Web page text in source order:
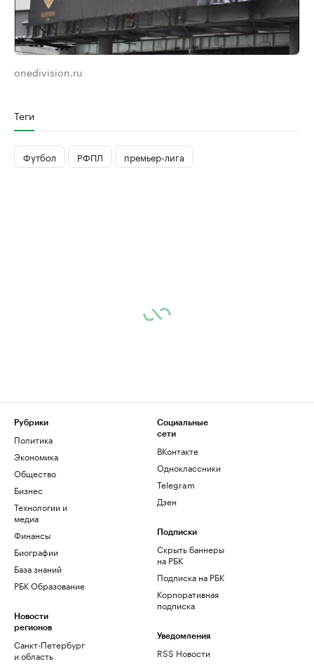
onedivision.ru
Теги
Футбол РФПЛ премьер-лига
Рубрики
Политика
Экономика
Общество
Бизнес
Технологии и
медиа
Финансы
Биографии
База знаний
РБК Образование
Новости
регионов
Санкт-Петербург
и область
Социальные
сети
ВКонтакте
Одноклассники
Telegram
Дзен
Подписки
Скрыть баннеры
на РБК
Подписка на РБК
Корпоративная
подписка
Уведомления
RSS Новости